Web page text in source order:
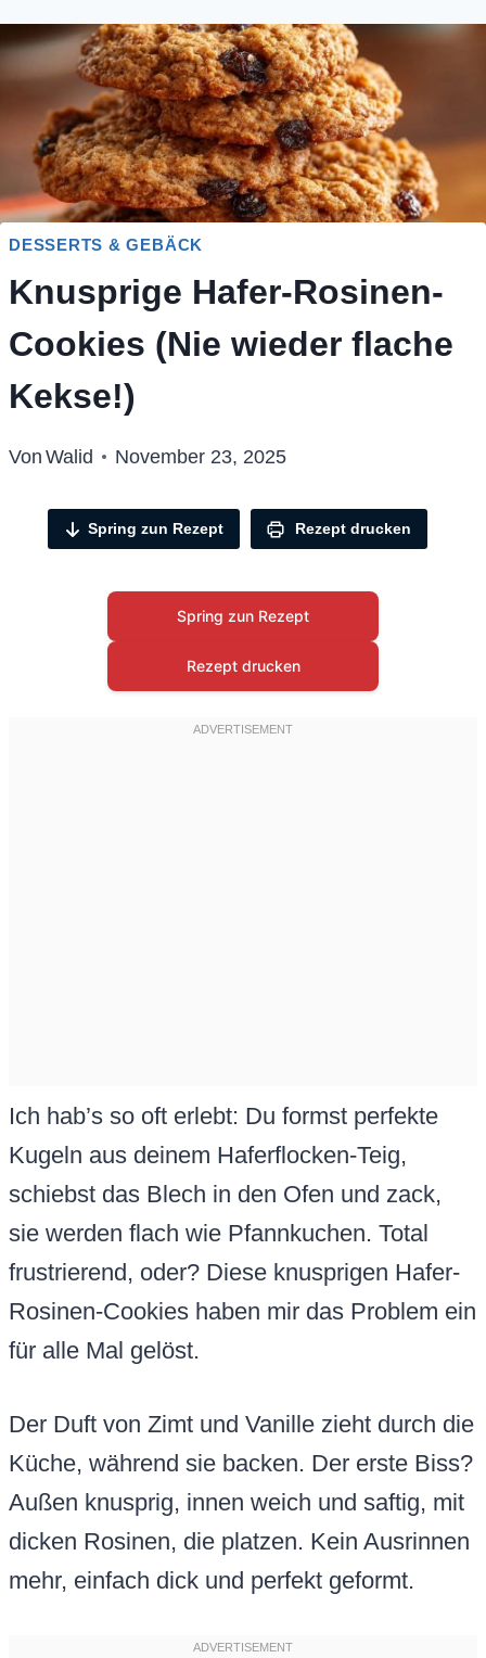
DESSERTS & GEBÄCK
Knusprige Hafer-Rosinen-
Cookies (Nie wieder flache
Kekse!)
Von Walid November 23, 2025
Spring zun Rezept Rezept drucken
Spring zun Rezept
Rezept drucken
Ich hab’s so oft erlebt: Du formst perfekte
Kugeln aus deinem Haferflocken-Teig,
schiebst das Blech in den Ofen und zack,
sie werden flach wie Pfannkuchen. Total
frustrierend, oder? Diese knusprigen Hafer-
Rosinen-Cookies haben mir das Problem ein
für alle Mal gelöst.
Der Duft von Zimt und Vanille zieht durch die
Küche, während sie backen. Der erste Biss?
Außen knusprig, innen weich und saftig, mit
dicken Rosinen, die platzen. Kein Ausrinnen
mehr, einfach dick und perfekt geformt.